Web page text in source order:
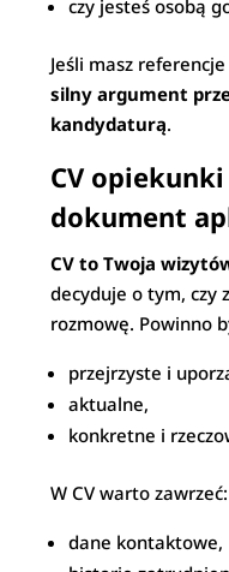
czy jesteś osobą
Jeśli masz
silny argument
kandydaturą.
CV
dokument
CV to Twoja
decyduje o tym, czy
rozmowę. Powinno
przejrzyste i
aktualne,
konkretne i
W CV warto zawrzeć:
dane kontaktowe,